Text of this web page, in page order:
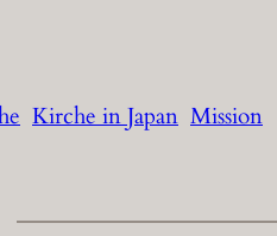
Kirche in Japan Mission